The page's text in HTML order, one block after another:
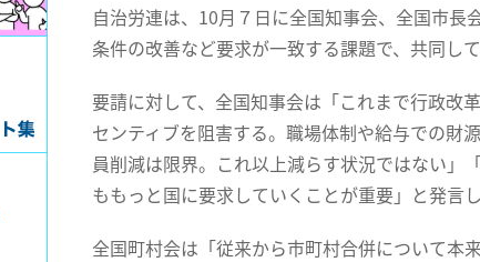
自治労連は、10月７日に全国知事会、全国市
条件の改善など要求が一致する課題で、共同し
要請に対して、全国知事会は「これまで行政改
センティブを阻害する。職場体制や給与での財
員削減は限界。これ以上減らす状況ではない」
ももっと国に要求していくことが重要」と発言し
全国町村会は「従来から市町村合併について本